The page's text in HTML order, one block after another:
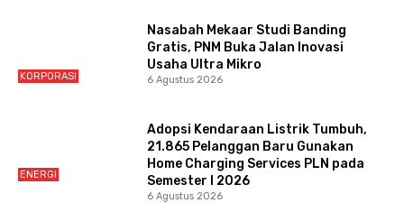
KORPORASI
Nasabah Mekaar Studi Banding
Gratis, PNM Buka Jalan Inovasi
Usaha Ultra Mikro
6 Agustus 2026
ENERGI
Adopsi Kendaraan Listrik Tumbuh,
21.865 Pelanggan Baru Gunakan
Home Charging Services PLN pada
Semester I 2026
6 Agustus 2026